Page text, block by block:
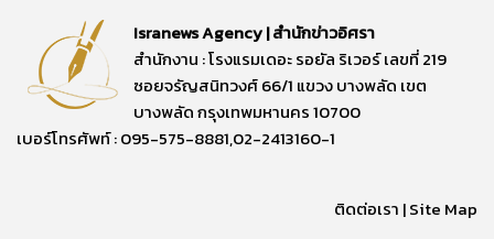
Isranews Agency | สำนักข่าวอิศรา
สำนักงาน : โรงแรมเดอะ รอยัล ริเวอร์ เลขที่ 219
ซอยจรัญสนิทวงศ์ 66/1 แขวง บางพลัด เขต
บางพลัด กรุงเทพมหานคร 10700
เบอร์โทรศัพท์ : 095-575-8881,02-2413160-1
ติดต่อเรา |Site Map